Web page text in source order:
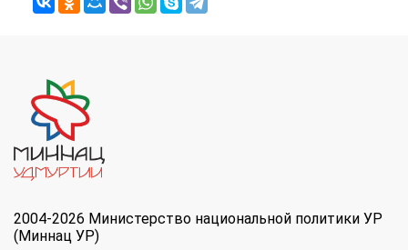
2004-2026 Министерство национальной политики УР
(Миннац УР)